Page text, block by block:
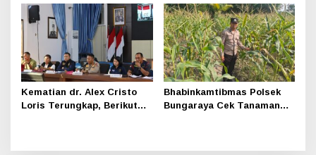
Pihak Tak Hadir
1
Kematian dr. Alex Cristo
Loris Terungkap, Berikut
Bhabinkamtibmas Polsek
Bungaraya Cek Tanaman